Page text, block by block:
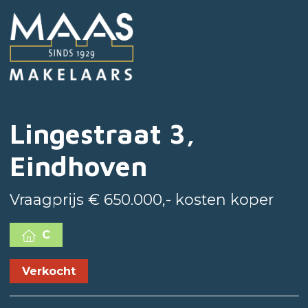
Lingestraat 3,
Eindhoven
Vraagprijs € 650.000,- kosten koper
C
Verkocht